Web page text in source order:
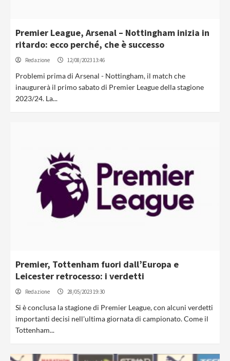
Premier League, Arsenal – Nottingham inizia in
ritardo: ecco perché, che è successo
Redazione 12/08/2023 13:46
Problemi prima di Arsenal - Nottingham, il match che
inaugurerà il primo sabato di Premier League della stagione
2023/24. La...
Premier, Tottenham fuori dall’Europa e
Leicester retrocesso: i verdetti
Redazione 28/05/2023 19:30
Si è conclusa la stagione di Premier League, con alcuni verdetti
importanti decisi nell'ultima giornata di campionato. Come il
Tottenham...